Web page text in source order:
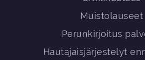
Muistolauseet
Perunkirjoitus
Hautajaisjärjestelyt